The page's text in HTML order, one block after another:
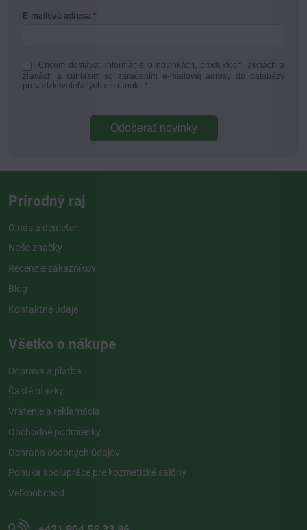
E-mailová adresa
Chcem dostávať informácie o novinkách, produktoch, akciách a
zľavách a súhlasím so zaradením e-mailovej adresy do databázy
prevádzkovateľa týchto stránok.
*
Odoberať novinky
Prírodný raj
O nás a demeter
Naše značky
Recenzie zákazníkov
Blog
Kontaktné údaje
Všetko o nákupe
Doprava a platba
Časté otázky
Vrátenie a reklamácia
Obchodné podmienky
Ochrana osobných údajov
Ponuka spolupráce pre kozmetické salóny
Veľkoobchod